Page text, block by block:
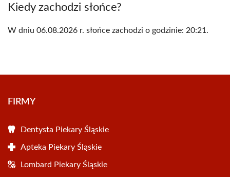
Kiedy zachodzi słońce?
W dniu 06.08.2026 r. słońce zachodzi o godzinie: 20:21.
FIRMY
Dentysta Piekary Śląskie
Apteka Piekary Śląskie
Lombard Piekary Śląskie